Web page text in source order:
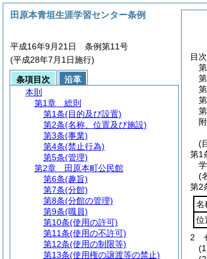
目次
(
第1
(
第2
名
位
2
田原本青垣生涯学習センター条例
平成16年9月21日 条例第11号
(平成28年7月1日施行)
条項目次
沿革
本則
第1章
総則
第1条(目的及び設置)
第2条(名称、位置及び施設)
第3条(事業)
第4条(禁止行為)
第5条(管理)
第2章
田原本町公民館
第6条(趣旨)
第7条(分館)
第8条(分館の管理)
第9条(職員)
第10条(使用の許可)
第11条(使用の不許可)
第12条(使用の制限等)
第13条(使用権の譲渡等の禁止)